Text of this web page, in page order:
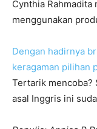
Cynthia
menggunakan
Dengan hadirnya
keragaman pilihan
Tertarik mencoba?
asal Inggris ini